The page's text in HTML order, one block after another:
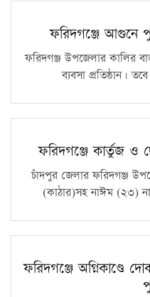
ফরিদগঞ্জে আগুনে
ফরিদগঞ্জ উপজেলার কালির
ব্যবসা প্রতিষ্ঠান।
ফরিদগঞ্জে কার্তুজ ও
চাঁদপুর জেলার ফরিদগঞ্জ
(কাঠার)সহ নাঈম (২৩)
ফরিদগঞ্জে অগ্নিকাণ্ডে